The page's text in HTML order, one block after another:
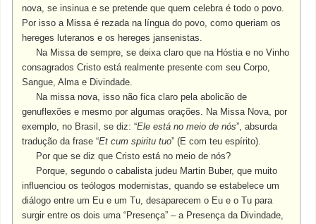
nova, se insinua e se pretende que quem celebra é todo o povo.
Por isso a Missa é rezada na língua do povo, como queriam os
hereges luteranos e os hereges jansenistas.
Na Missa de sempre, se deixa claro que na Hóstia e no Vinho
consagrados Cristo está realmente presente com seu Corpo,
Sangue, Alma e Divindade.
Na missa nova, isso não fica claro pela abolicão de
genuflexões e mesmo por algumas orações. Na Missa Nova, por
exemplo, no Brasil, se diz: “Ele está no meio de nós”, absurda
tradução da frase “Et cum spiritu tuo” (E com teu espírito).
Por que se diz que Cristo está no meio de nós?
Porque, segundo o cabalista judeu Martin Buber, que muito
influenciou os teólogos modernistas, quando se estabelece um
diálogo entre um Eu e um Tu, desaparecem o Eu e o Tu para
surgir entre os dois uma “Presença” – a Presença da Divindade,